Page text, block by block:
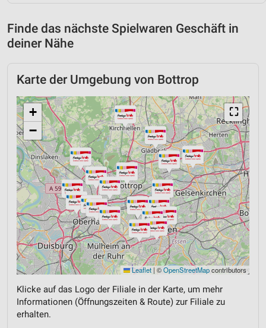
Finde das nächste Spielwaren Geschäft in
deiner Nähe
Karte der Umgebung von Bottrop
⛶
+
−
Leaflet | ©OpenStreetMapcontributors
Klicke auf das Logo der Filiale in der Karte, um mehr
Informationen (Öffnungszeiten & Route) zur Filiale zu
erhalten.